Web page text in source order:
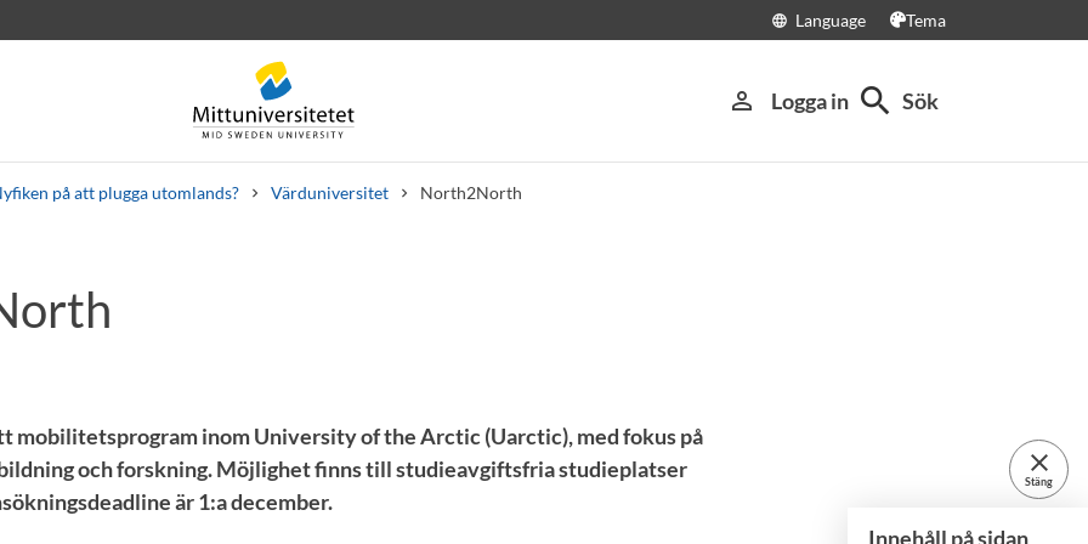
language Language Tema
person_outline Logga in search Sök
på att plugga utomlands? Värduniversitet North2North
Personal
close
Stäng
Innehåll på sidan
mobilitetsprogram inom University of the Arctic (Uarctic), med fokus på
och forskning. Möjlighet finns till studieavgiftsfria studieplatser
är 1:a december.